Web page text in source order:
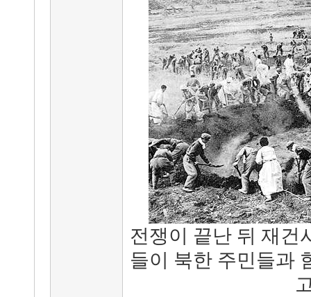
전쟁이 끝난 뒤 재건
들이 북한 주민들과